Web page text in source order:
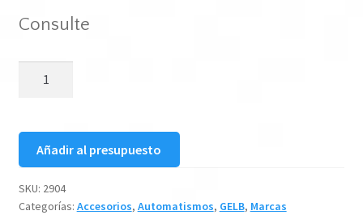
Consulte
2
canales.
433Mhz
cantidad
Añadir al presupuesto
SKU: 2904
Categorías: Accesorios, Automatismos, GELB, Marcas